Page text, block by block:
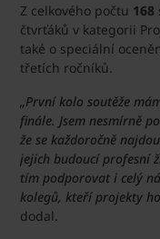
Z celkového počtu 168
čtvrťáků v kategorii
také o speciální
třetích ročníků.
„První kolo soutěže
finále. Jsem nesmírně
že se každoročně
jejich budoucí profesní
tím podporovat i celý
kolegů, kteří projekty
dodal.